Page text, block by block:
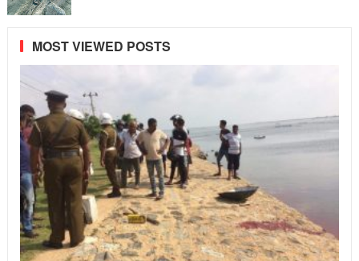
MOST VIEWED POSTS